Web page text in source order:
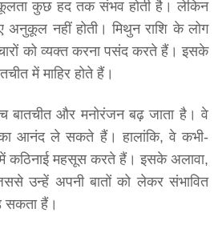
कुछ हद तक संभव होती है। लेकिन
अनुकूल नहीं होती। मिथुन राशि के लोग
को व्यक्त करना पसंद करते हैं। इसके
में माहिर होते हैं।
बातचीत और मनोरंजन बढ़ जाता है। वे
आनंद ले सकते हैं। हालांकि, वे कभी-
कठिनाई महसूस करते हैं। इसके अलावा,
उन्हें अपनी बातों को लेकर संभावित
सकता हैं।